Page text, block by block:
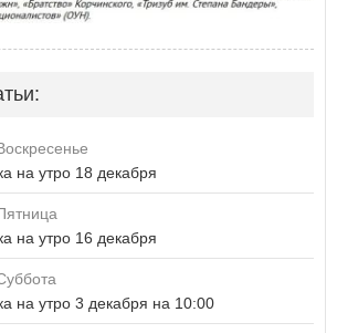
на утро 18 декабря
на утро 16 декабря
на утро 3 декабря на 10:00